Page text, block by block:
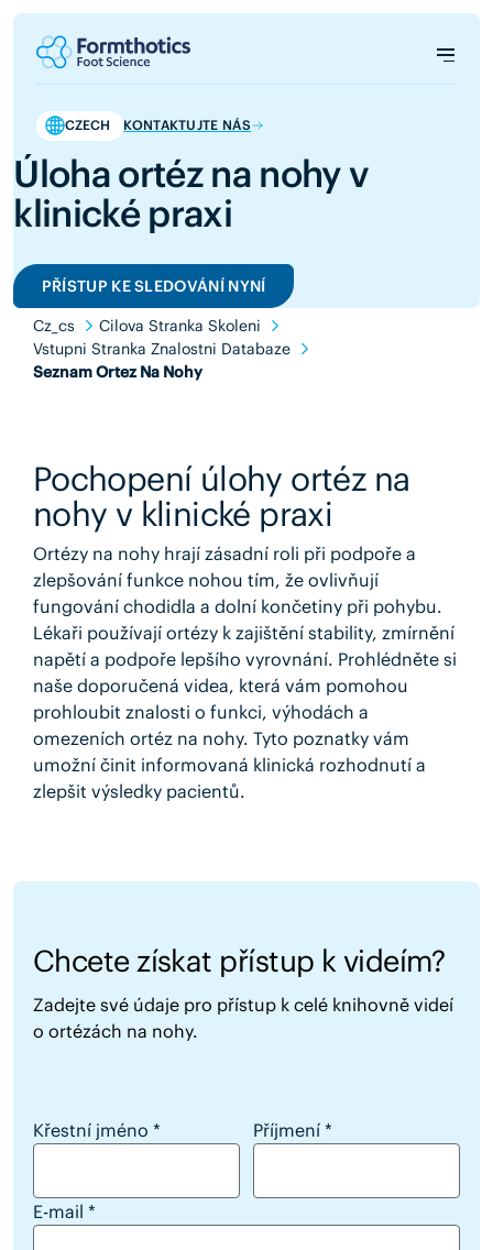
CZECH KONTAKTUJTE NÁS
Úloha ortéz na nohy v
klinické praxi
PŘÍSTUP KE SLEDOVÁNÍ NYNÍ
Cz_cs
Cilova Stranka Skoleni
Vstupni Stranka Znalostni Databaze
Seznam Ortez Na Nohy
Pochopení úlohy ortéz na
nohy v klinické praxi
Ortézy na nohy hrají zásadní roli při podpoře a
zlepšování funkce nohou tím, že ovlivňují
fungování chodidla a dolní končetiny při pohybu.
Lékaři používají ortézy k zajištění stability, zmírnění
napětí a podpoře lepšího vyrovnání. Prohlédněte si
naše doporučená videa, která vám pomohou
prohloubit znalosti o funkci, výhodách a
omezeních ortéz na nohy. Tyto poznatky vám
umožní činit informovaná klinická rozhodnutí a
zlepšit výsledky pacientů.
Chcete získat přístup k videím?
Zadejte své údaje pro přístup k celé knihovně videí
o ortézách na nohy.
Chcete získat přístup k videím?
Křestní jméno * Příjmení *
E-mail *